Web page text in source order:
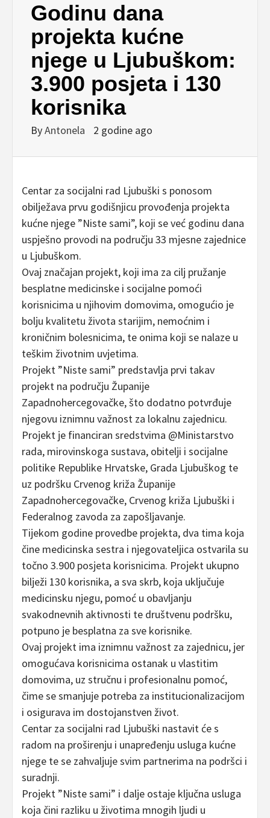
Godinu dana
projekta kućne
njege u Ljubuškom:
3.900 posjeta i 130
korisnika
ByAntonela 2 godine ago
Centar za socijalni rad Ljubuški s ponosom
obilježava prvu godišnjicu provođenja projekta
kućne njege ”Niste sami”, koji se već godinu dana
uspješno provodi na području 33 mjesne zajednice
u Ljubuškom.
Ovaj značajan projekt, koji ima za cilj pružanje
besplatne medicinske i socijalne pomoći
korisnicima u njihovim domovima, omogućio je
bolju kvalitetu života starijim, nemoćnim i
kroničnim bolesnicima, te onima koji se nalaze u
teškim životnim uvjetima.
Projekt ”Niste sami” predstavlja prvi takav
projekt na području Županije
Zapadnohercegovačke, što dodatno potvrđuje
njegovu iznimnu važnost za lokalnu zajednicu.
Projekt je financiran sredstvima @Ministarstvo
rada, mirovinskoga sustava, obitelji i socijalne
politike Republike Hrvatske, Grada Ljubuškog te
uz podršku Crvenog križa Županije
Zapadnohercegovačke, Crvenog križa Ljubuški i
Federalnog zavoda za zapošljavanje.
Tijekom godine provedbe projekta, dva tima koja
čine medicinska sestra i njegovateljica ostvarila su
točno 3.900 posjeta korisnicima. Projekt ukupno
bilježi 130 korisnika, a sva skrb, koja uključuje
medicinsku njegu, pomoć u obavljanju
svakodnevnih aktivnosti te društvenu podršku,
potpuno je besplatna za sve korisnike.
Ovaj projekt ima iznimnu važnost za zajednicu, jer
omogućava korisnicima ostanak u vlastitim
domovima, uz stručnu i profesionalnu pomoć,
čime se smanjuje potreba za institucionalizacijom
i osigurava im dostojanstven život.
Centar za socijalni rad Ljubuški nastavit će s
radom na proširenju i unapređenju usluga kućne
njege te se zahvaljuje svim partnerima na podršci i
suradnji.
Projekt ”Niste sami” i dalje ostaje ključna usluga
koja čini razliku u životima mnogih ljudi u